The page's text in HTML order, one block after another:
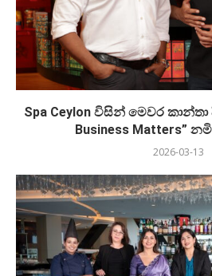
Spa Ceylon විසින් මෙවර
Business Matters”
2026-03-13